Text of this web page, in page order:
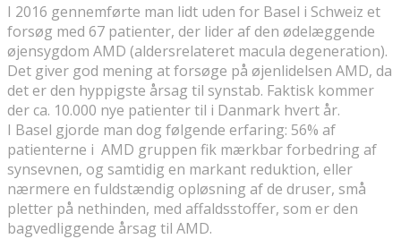
I 2016 gennemførte man lidt uden for Basel i Schweiz et
forsøg med 67 patienter, der lider af den ødelæggende
øjensygdom AMD (aldersrelateret macula degeneration).
Det giver god mening at forsøge på øjenlidelsen AMD, da
det er den hyppigste årsag til synstab. Faktisk kommer
der ca. 10.000 nye patienter til i Danmark hvert år.
I Basel gjorde man dog følgende erfaring: 56% af
patienterne i AMD gruppen fik mærkbar forbedring af
synsevnen, og samtidig en markant reduktion, eller
nærmere en fuldstændig opløsning af de druser, små
pletter på nethinden, med affaldsstoffer, som er den
bagvedliggende årsag til AMD.